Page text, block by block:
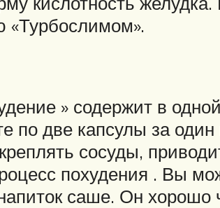
«Турбослимом».
» содержит в
по две капсулы за
сосуды,
похудения . Вы
саше. Он